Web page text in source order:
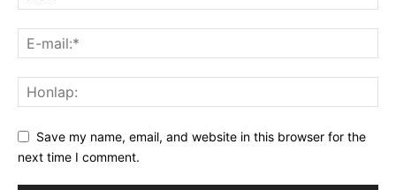
Save my name, email, and website in this browser for the
next time I comment.